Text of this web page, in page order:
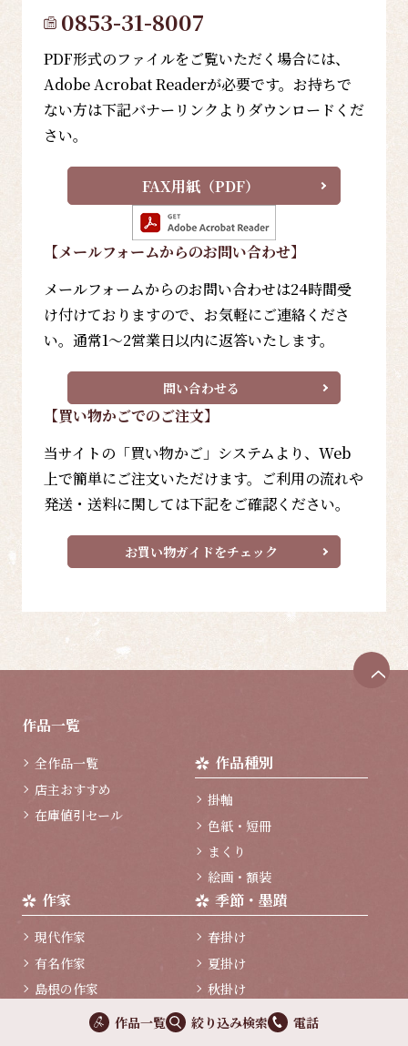
0853-31-8007
PDF形式のファイルをご覧いただく場合には、
Adobe Acrobat Readerが必要です。お持ちで
ない方は下記バナーリンクよりダウンロードくだ
さい。
FAX用紙（PDF）
【メールフォームからのお問い合わせ】
メールフォームからのお問い合わせは24時間受
け付けておりますので、お気軽にご連絡くださ
い。通常1～2営業日以内に返答いたします。
問い合わせる
【買い物かごでのご注文】
当サイトの「買い物かご」システムより、Web
上で簡単にご注文いただけます。ご利用の流れや
発送・送料に関しては下記をご確認ください。
お買い物ガイドをチェック
作品一覧
全作品一覧
店主おすすめ
在庫値引セール
作品種別
掛軸
色紙・短冊
まくり
絵画・額装
作家
現代作家
有名作家
島根の作家
季節・墨蹟
春掛け
夏掛け
秋掛け
冬掛け
ペ
作品一覧 絞り込み検索 電話